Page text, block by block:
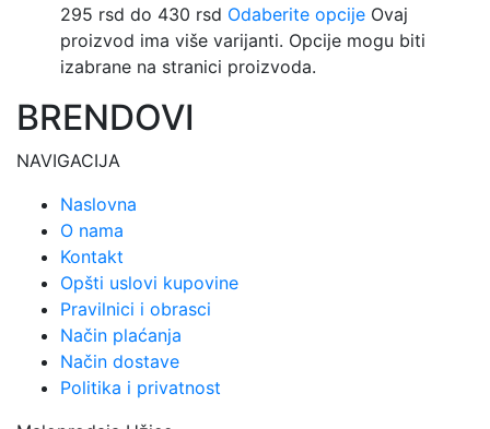
295 rsd do 430 rsd Odaberite opcije Ovaj
proizvod ima više varijanti. Opcije mogu biti
izabrane na stranici proizvoda.
BRENDOVI
NAVIGACIJA
Naslovna
O nama
Kontakt
Opšti uslovi kupovine
Pravilnici i obrasci
Način plaćanja
Način dostave
Politika i privatnost